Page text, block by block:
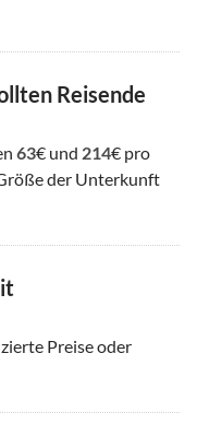
Reisende
63€ und 214€ pro
der Unterkunft
Preise oder